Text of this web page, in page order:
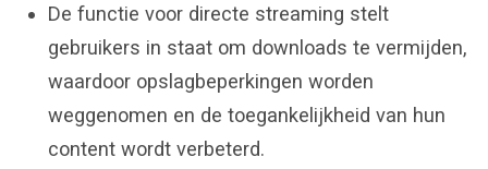
De functie voor directe streaming stelt
gebruikers in staat om downloads te vermijden,
waardoor opslagbeperkingen worden
weggenomen en de toegankelijkheid van hun
content wordt verbeterd.